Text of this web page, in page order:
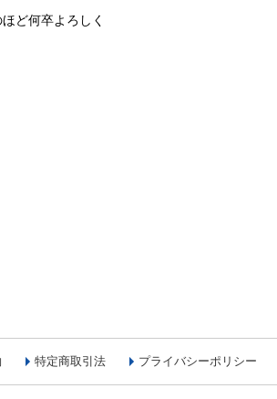
ど何卒よろしく
特定商取引法 プライバシーポリシー